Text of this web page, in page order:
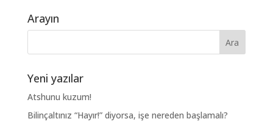
Arayın
Yeni yazılar
Atshunu kuzum!
Bilinçaltınız “Hayır!” diyorsa, işe nereden başlamalı?